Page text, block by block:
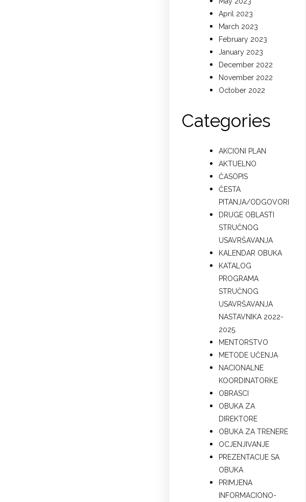
April 2023
March 2023
February 2023
January 2023
December 2022
November 2022
October 2022
Categories
AKCIONI PLAN
AKTUELNO
ČASOPIS
ČESTA
PITANJA/ODGOVORI
DRUGE OBLASTI
STRUČNOG
USAVRŠAVANJA
KALENDAR OBUKA
KATALOG
PROGRAMA
STRUČNOG
USAVRŠAVANJA
NASTAVNIKA 2022-
2025.
MENTORSTVO
METODE UČENJA
NACIONALNE
KOORDINATORKE
OBRASCI
OBUKA ZA
DIREKTORE
OBUKA ZA TRENERE
OCJENJIVANJE
PREZENTACIJE SA
OBUKA
PRIMJENA
INFORMACIONO-